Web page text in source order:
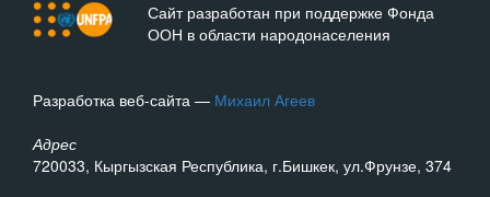
Сайт разработан при поддержке Фонда
ООН в области народонаселения
Разработка веб-сайта — Михаил Агеев
Адрес
720033, Кыргызская Республика, г.Бишкек, ул.Фрунзе, 374